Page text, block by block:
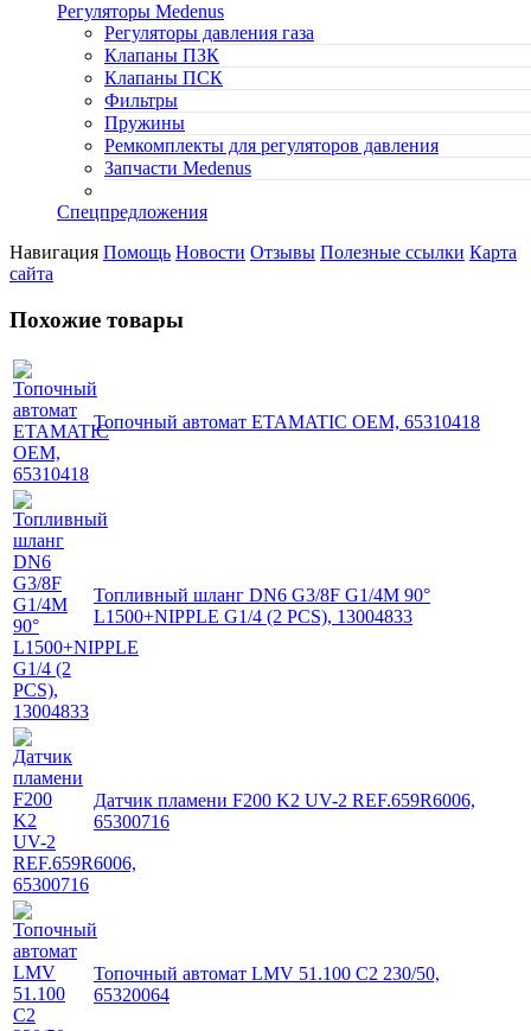
Регуляторы Medenus
Регуляторы давления газа
Клапаны ПЗК
Клапаны ПСК
Фильтры
Пружины
Ремкомплекты для регуляторов давления
Запчасти Medenus
Спецпредложения
Навигация Помощь Новости Отзывы Полезные ссылки Карта
сайта
Похожие товары
Топочный автомат ETAMATIC OEM, 65310418
Топливный шланг DN6 G3/8F G1/4M 90°
L1500+NIPPLE G1/4 (2 PCS), 13004833
Датчик пламени F200 K2 UV-2 REF.659R6006,
65300716
Топочный автомат LMV 51.100 C2 230/50,
65320064